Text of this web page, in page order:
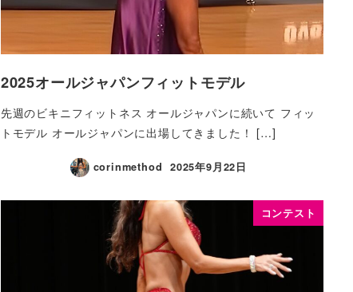
2025オールジャパンフィットモデル
先週のビキニフィットネス オールジャパンに続いて フィッ
トモデル オールジャパンに出場してきました！ […]
corinmethod 2025年9月22日
コンテスト